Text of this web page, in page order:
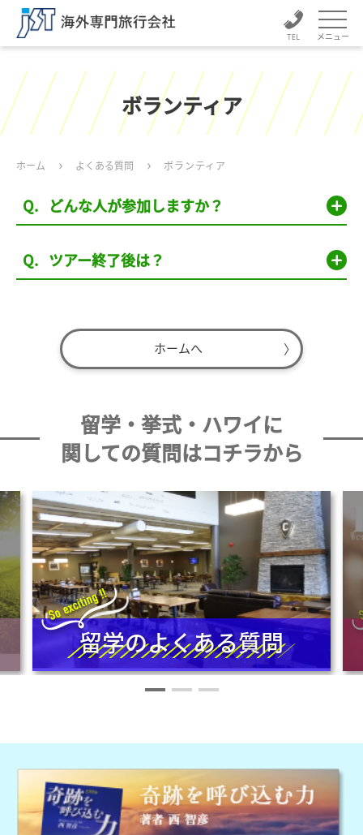
メニュー
ボランティア
ホーム よくある質問 ボランティア
どんな人が参加しますか？
ツアー終了後は？
ホームへ
留学・挙式・ハワイに
関しての質問はコチラから
留学のよくある質問